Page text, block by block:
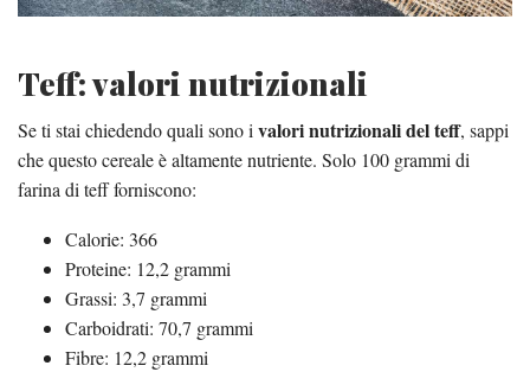
Teff: valori nutrizionali
Se ti stai chiedendo quali sono i valori nutrizionali del teff, sappi
che questo cereale è altamente nutriente. Solo 100 grammi di
farina di teff forniscono:
Calorie: 366
Proteine: 12,2 grammi
Grassi: 3,7 grammi
Carboidrati: 70,7 grammi
Fibre: 12,2 grammi